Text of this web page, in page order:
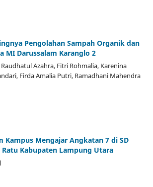
Pengolahan Sampah Organik dan
MI Darussalam Karanglo 2
Azahra, Fitri Rohmalia, Karenina
Firda Amalia Putri, Ramadhani Mahendra
Kampus Mengajar Angkatan 7 di SD
Kabupaten Lampung Utara